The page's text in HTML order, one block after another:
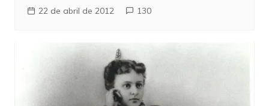
22 de abril de 2012 130